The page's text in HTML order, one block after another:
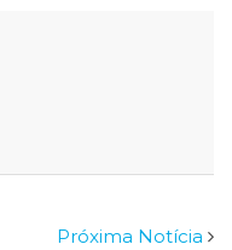
Próxima Notícia